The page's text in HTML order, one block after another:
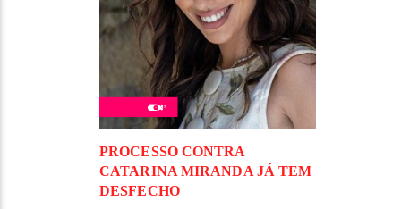
PROCESSO CONTRA
CATARINA MIRANDA JÁ TEM
DESFECHO